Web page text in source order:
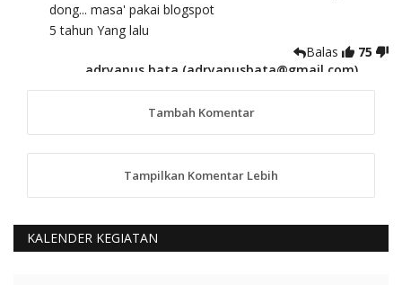
dong... masa' pakai blogspot
5 tahun Yang lalu
Balas
75
adryanus bata (adryanusbata@gmail.com)
TKS atas saran dan masukannya, akan kami
tindaklanjuti
anggy (anakkaos@gmail.com)
Kami perantu bisa baca langsung terkait Pilkada Sumba
5 tahun Yang lalu
Tambah Komentar
Tampilkan Komentar Lebih
KALENDER KEGIATAN